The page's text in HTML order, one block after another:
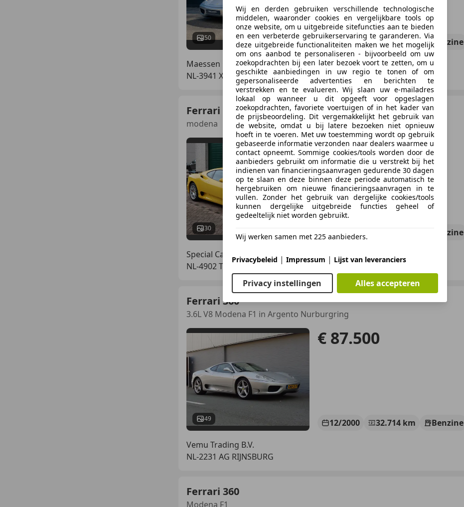
50 09/2000 42.721 km Benzine
Maessen Classics & Sportscars B.V.
NL-3941 XA DOORN
Ferrari 360
modena
30
€ 93.500
05/2002 Benzine
Special Car Care
NL-4902 TT OOSTERHOUT
Ferrari 360
3.6L V8 Modena F1 in Argento Nurburgring
49
€ 87.500
12/2000 32.714 km Benzine
Vemu Trading B.V.
NL-2231 AG RIJNSBURG
Ferrari 360
Modena F1
Wij en derden gebruiken verschillende technologische
middelen, waaronder cookies en vergelijkbare tools op
onze website, om u uitgebreide sitefuncties aan te bieden
en een verbeterde gebruikerservaring te garanderen. Via
deze uitgebreide functionaliteiten maken we het mogelijk
om ons aanbod te personaliseren - bijvoorbeeld om uw
zoekopdrachten bij een later bezoek voort te zetten, om u
geschikte aanbiedingen in uw regio te tonen of om
gepersonaliseerde advertenties en berichten te
verstrekken en te evalueren. Wij slaan uw e-mailadres
lokaal op wanneer u dit opgeeft voor opgeslagen
zoekopdrachten, favoriete voertuigen of in het kader van
de prijsbeoordeling. Dit vergemakkelijkt het gebruik van
de website, omdat u bij latere bezoeken niet opnieuw
hoeft in te voeren. Met uw toestemming wordt op gebruik
gebaseerde informatie verzonden naar dealers waarmee u
contact opneemt. Sommige cookies/tools worden door de
aanbieders gebruikt om informatie die u verstrekt bij het
indienen van financieringsaanvragen gedurende 30 dagen
op te slaan en deze binnen deze periode automatisch te
hergebruiken om nieuwe financieringsaanvragen in te
vullen. Zonder het gebruik van dergelijke cookies/tools
kunnen dergelijke uitgebreide functies geheel of
gedeeltelijk niet worden gebruikt.
Wij werken samen met 225 aanbieders.
Privacybeleid | Impressum | Lijst van leveranciers
Privacy instellingen Alles accepteren